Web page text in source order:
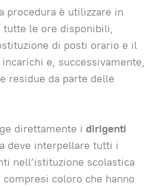
procedura è utilizzare in
tutte le ore disponibili,
di posti orario e il
e, successivamente,
residue da parte delle
direttamente i dirigenti
deve interpellare tutti i
nell’istituzione scolastica
coloro che hanno